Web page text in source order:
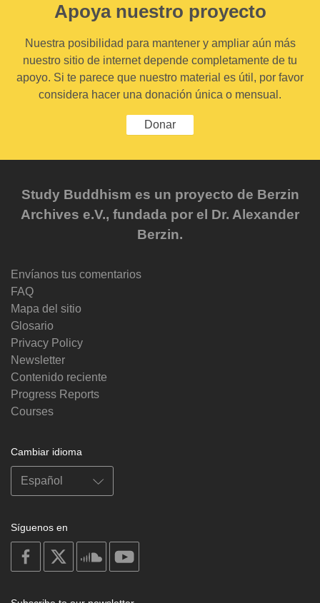
Apoya nuestro proyecto
Nuestra posibilidad para mantener y ampliar aún más
nuestro sitio de internet depende completamente de tu
apoyo. Si te parece que nuestro material es útil, por favor
considera hacer una donación única o mensual.
Donar
Study Buddhism es un proyecto de Berzin
Archives e.V., fundada por el Dr. Alexander
Berzin.
Envíanos tus comentarios
FAQ
Mapa del sitio
Glosario
Privacy Policy
Newsletter
Contenido reciente
Progress Reports
Courses
Cambiar idioma
Síguenos en
on
facebook
soundcloud